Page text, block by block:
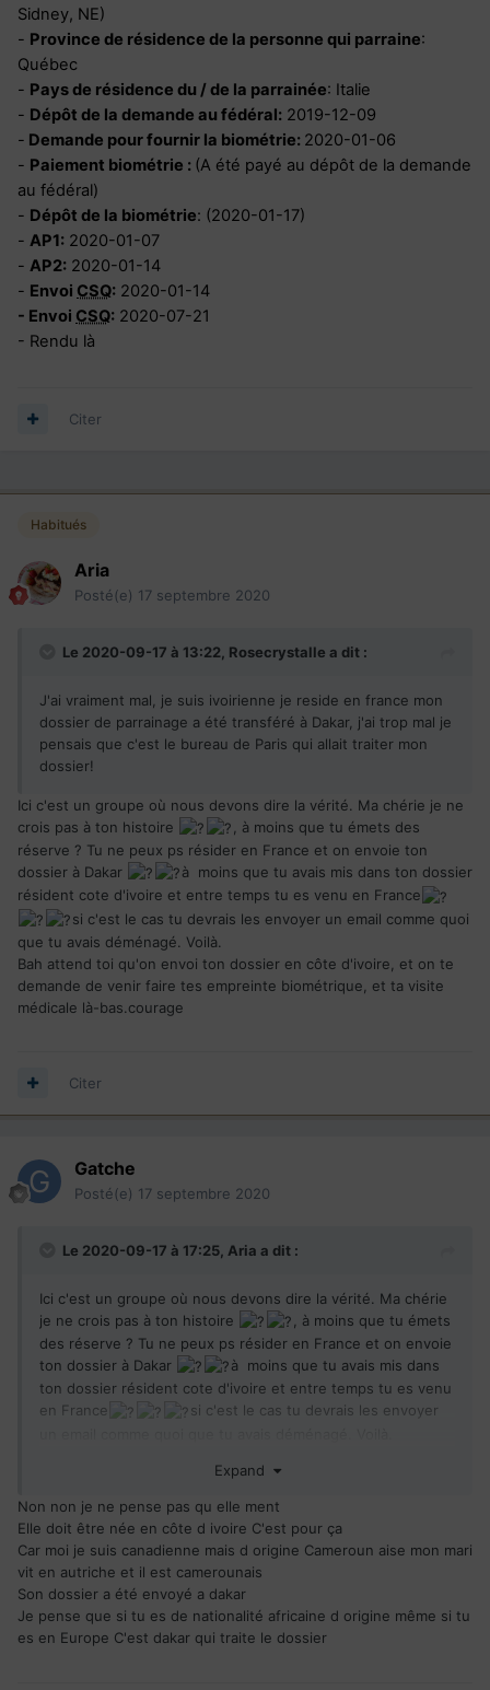
Sidney, NE)
- Province de résidence de la personne qui parraine:
Québec
- Pays de résidence du / de la parrainée: Italie
- Dépôt de la demande au fédéral: 2019-12-09
- Demande pour fournir la biométrie: 2020-01-06
- Paiement biométrie : (A été payé au dépôt de la demande
au fédéral)
- Dépôt de la biométrie: (2020-01-17)
- AP1: 2020-01-07
- AP2: 2020-01-14
- Envoi CSQ: 2020-01-14
- Envoi CSQ: 2020-07-21
- Rendu là
Citer
Habitués
Aria
Posté(e) 17 septembre 2020
Le 2020-09-17 à 13:22, Rosecrystalle a dit :
J'ai vraiment mal, je suis ivoirienne je reside en france mon
dossier de parrainage a été transféré à Dakar, j'ai trop mal je
pensais que c'est le bureau de Paris qui allait traiter mon
dossier!
Ici c'est un groupe où nous devons dire la vérité. Ma chérie je ne
crois pas à ton histoire
, à moins que tu émets des
réserve ? Tu ne peux ps résider en France et on envoie ton
dossier à Dakar
à moins que tu avais mis dans ton dossier
résident cote d'ivoire et entre temps tu es venu en France
si c'est le cas tu devrais les envoyer un email comme quoi
que tu avais déménagé. Voilà.
Bah attend toi qu'on envoi ton dossier en côte d'ivoire, et on te
demande de venir faire tes empreinte biométrique, et ta visite
médicale là-bas.courage
Citer
Gatche
Posté(e) 17 septembre 2020
Le 2020-09-17 à 17:25, Aria a dit :
Ici c'est un groupe où nous devons dire la vérité. Ma chérie
je ne crois pas à ton histoire
, à moins que tu émets
des réserve ? Tu ne peux ps résider en France et on envoie
ton dossier à Dakar
à moins que tu avais mis dans
ton dossier résident cote d'ivoire et entre temps tu es venu
en France
si c'est le cas tu devrais les envoyer
on te demande de venir faire tes empreinte biométrique, et
ta visite médicale là-bas.courage
Expand
Non non je ne pense pas qu elle ment
Elle doit être née en côte d ivoire C'est pour ça
Car moi je suis canadienne mais d origine Cameroun aise mon mari
vit en autriche et il est camerounais
Son dossier a été envoyé a dakar
Je pense que si tu es de nationalité africaine d origine même si tu
es en Europe C'est dakar qui traite le dossier